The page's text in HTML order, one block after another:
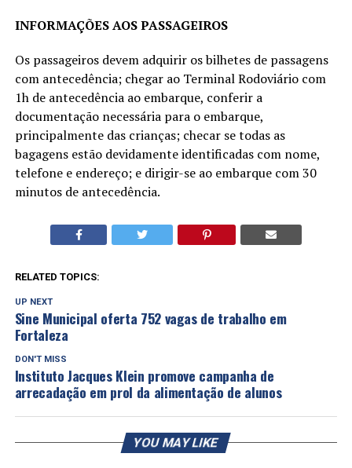
INFORMAÇÕES AOS PASSAGEIROS
Os passageiros devem adquirir os bilhetes de passagens
com antecedência; chegar ao Terminal Rodoviário com
1h de antecedência ao embarque, conferir a
documentação necessária para o embarque,
principalmente das crianças; checar se todas as
bagagens estão devidamente identificadas com nome,
telefone e endereço; e dirigir-se ao embarque com 30
minutos de antecedência.
RELATED TOPICS:
UP NEXT
Sine Municipal oferta 752 vagas de trabalho em
Fortaleza
DON'T MISS
Instituto Jacques Klein promove campanha de
arrecadação em prol da alimentação de alunos
YOU MAY LIKE